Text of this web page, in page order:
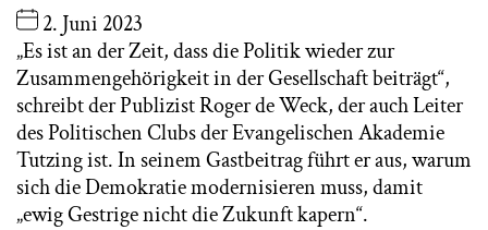
2. Juni 2023
„Es ist an der Zeit, dass die Politik wieder zur
Zusammengehörigkeit in der Gesellschaft beiträgt“,
schreibt der Publizist Roger de Weck, der auch Leiter
des Politischen Clubs der Evangelischen Akademie
Tutzing ist. In seinem Gastbeitrag führt er aus, warum
sich die Demokratie modernisieren muss, damit
„ewig Gestrige nicht die Zukunft kapern“.